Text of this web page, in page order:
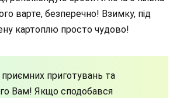
варте, безперечно! Взимку, під
картоплю просто чудово!
приготувань та
Вам! Якщо сподобався